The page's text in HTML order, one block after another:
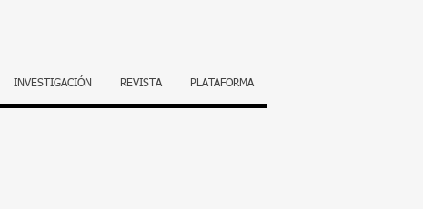
INVESTIGACIÓN REVISTA PLATAFORMA